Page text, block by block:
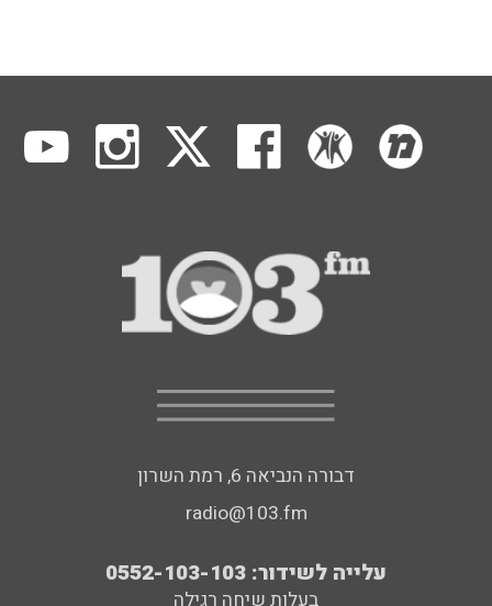
דבורה הנביאה 6, רמת השרון
radio@103.fm
עלייה לשידור: 0552-103-103
בעלות שיחה רגילה